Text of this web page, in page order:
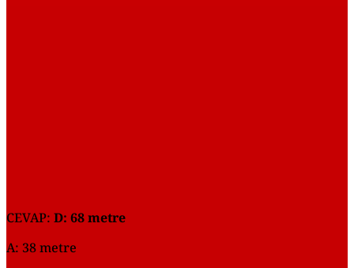
CEVAP: D: 68 metre
A: 38 metre